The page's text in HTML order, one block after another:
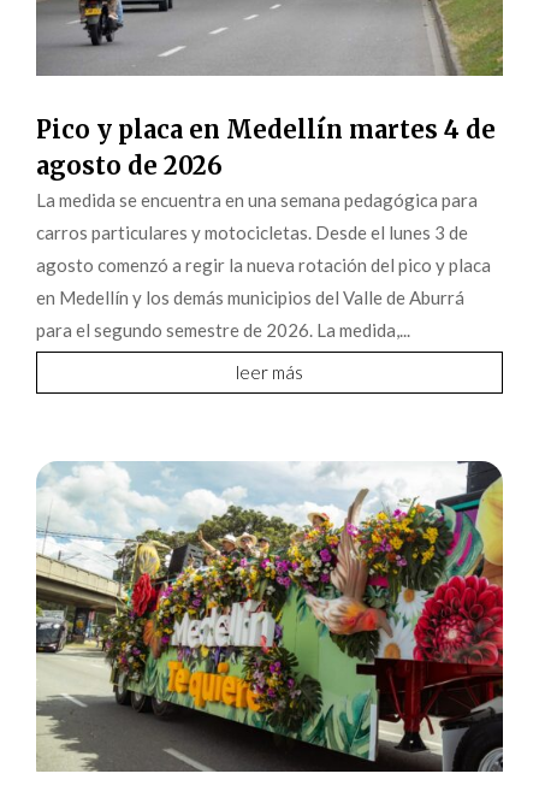
Pico y placa en Medellín martes 4 de
agosto de 2026
La medida se encuentra en una semana pedagógica para
carros particulares y motocicletas. Desde el lunes 3 de
agosto comenzó a regir la nueva rotación del pico y placa
en Medellín y los demás municipios del Valle de Aburrá
para el segundo semestre de 2026. La medida,...
leer más